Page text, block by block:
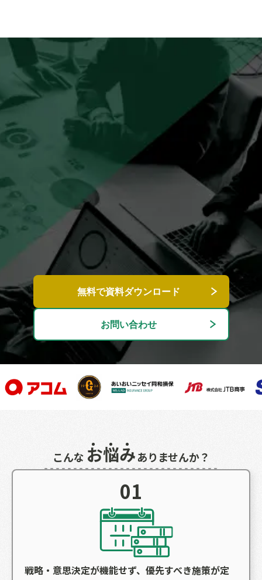
マーケティングの
勝ちパターン を有する
プロジェクトマネージャーが
貴社マーケティングの
成長を牽引
データと知見をもとに、成果につながる意思決定を加速
プロジェクト推進に必要な
体制づくりまで支援
全体戦略から個別施策まで設計し、プロジェクトを推進
無料で資料ダウンロード
お問い合わせ
こんな お悩みありませんか？
01
戦略・意思決定が機能せず、優先すべき施策が定